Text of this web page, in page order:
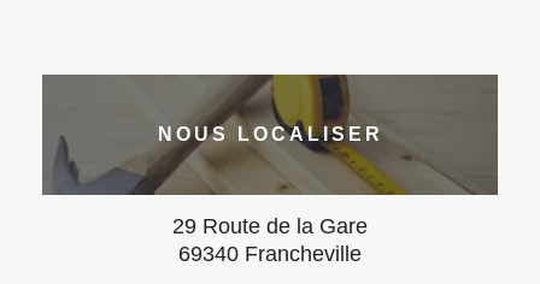
NOUS LOCALISER
29 Route de la Gare
69340 Francheville